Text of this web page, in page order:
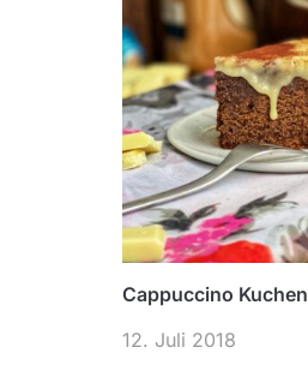
Cappuccino Kuchen
12. Juli 2018